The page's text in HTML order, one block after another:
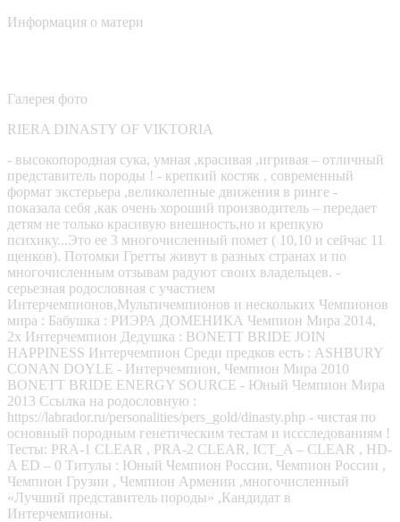
Информация о матери
Галерея фото
RIERA DINASTY OF VIKTORIA
- высокопородная сука, умная ,красивая ,игривая – отличный
представитель породы ! - крепкий костяк , современный
формат экстерьера ,великолепные движения в ринге -
показала себя ,как очень хороший производитель – передает
детям не только красивую внешность,но и крепкую
психику...Это ее 3 многочисленный помет ( 10,10 и сейчас 11
щенков). Потомки Гретты живут в разных странах и по
многочисленным отзывам радуют своих владельцев. -
серьезная родословная с участием
Интерчемпионов,Мультичемпионов и нескольких Чемпионов
мира : Бабушка : РИЭРА ДОМЕНИКА Чемпион Мира 2014,
2х Интерчемпион Дедушка : BONETT BRIDE JOIN
HAPPINESS Интерчемпион Среди предков есть : ASHBURY
CONAN DOYLE - Интерчемпион, Чемпион Мира 2010
BONETT BRIDE ENERGY SOURCE - Юный Чемпион Мира
2013 Ссылка на родословную :
https://labrador.ru/personalities/pers_gold/dinasty.php - чистая по
основный породным генетическим тестам и иссследованиям !
Тесты: PRA-1 CLEAR , PRA-2 CLEAR, ICT_A – CLEAR , HD-
A ED – 0 Титулы : Юный Чемпион России, Чемпион России ,
Чемпион Грузии , Чемпион Армении ,многочисленный
«Лучший представитель породы» ,Кандидат в
Интерчемпионы.